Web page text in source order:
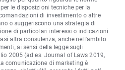
le disposizioni tecniche per la
di investimento o altre
o suggeriscono una strategia di
di particolari interessi o indicazioni
altra consulenza, anche nell'ambito
ai sensi della legge sugli
2005 (ad es. Journal of Laws 2019,
comunicazione di marketing è